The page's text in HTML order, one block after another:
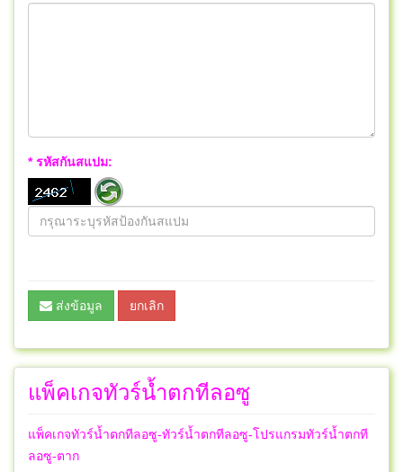
* รหัสกันสแปม:
ส่งข้อมูล ยกเลิก
แพ็คเกจทัวร์น้ำตกทีลอซู
แพ็คเกจทัวร์น้ำตกทีลอซู-ทัวร์น้ำตกทีลอซู-โปรแกรมทัวร์น้ำตกที
ลอซู-ตาก